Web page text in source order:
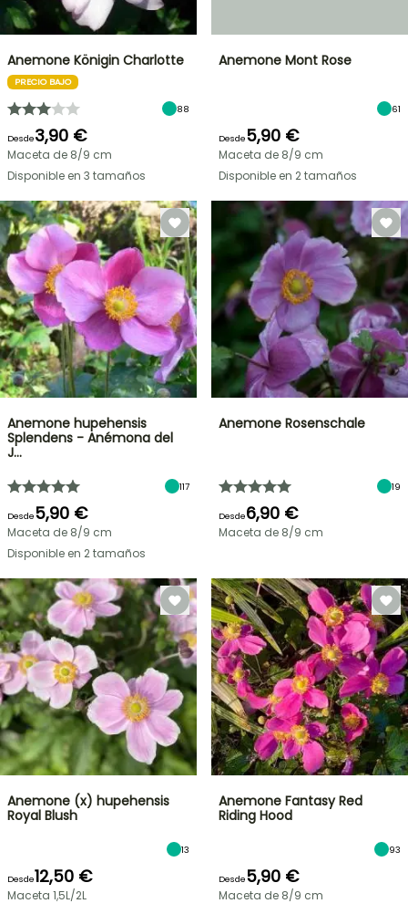
Anemone Königin Charlotte
PRECIO BAJO
88
Desde3,90 €
Maceta de 8/9 cm
Disponible en 3 tamaños
Anemone Mont Rose
61
Desde5,90 €
Maceta de 8/9 cm
Disponible en 2 tamaños
Anemone hupehensis
Splendens - Anémona del
J…
117
Desde5,90 €
Maceta de 8/9 cm
Disponible en 2 tamaños
Anemone Rosenschale
19
Desde6,90 €
Maceta de 8/9 cm
Anemone (x) hupehensis
Royal Blush
13
Desde12,50 €
Maceta 1,5L/2L
Anemone Fantasy Red
Riding Hood
93
Desde5,90 €
Maceta de 8/9 cm